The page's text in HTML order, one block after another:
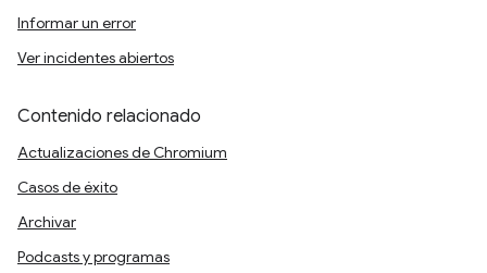
Informar un error
Ver incidentes abiertos
Contenido relacionado
Actualizaciones de Chromium
Casos de éxito
Archivar
Podcasts y programas